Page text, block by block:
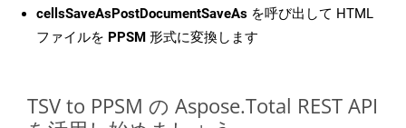
cellsSaveAsPostDocumentSaveAs を呼び出して HTML
ファイルを PPSM 形式に変換します
TSV to PPSM の Aspose.Total REST API